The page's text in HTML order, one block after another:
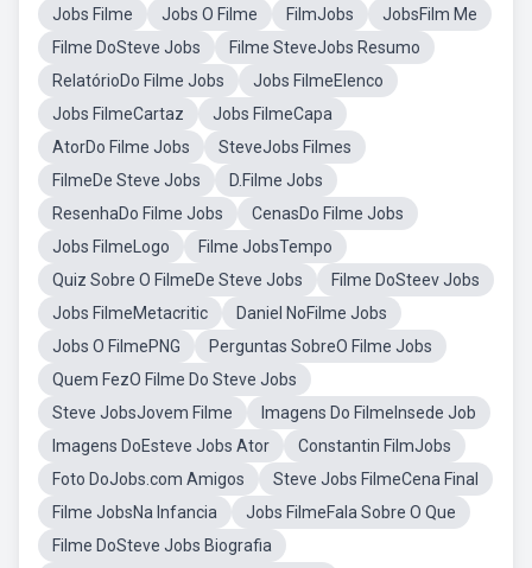
Jobs Filme Jobs O Filme FilmJobs
JobsFilm Me
Filme DoSteve Jobs
Filme SteveJobs Resumo
RelatórioDo Filme Jobs
Jobs FilmeElenco
Jobs FilmeCartaz
Jobs FilmeCapa
AtorDo Filme Jobs
SteveJobs Filmes
FilmeDe Steve Jobs
D.Filme Jobs
ResenhaDo Filme Jobs
CenasDo Filme Jobs
Jobs FilmeLogo
Filme JobsTempo
Quiz Sobre O FilmeDe Steve Jobs
Filme DoSteev Jobs
Jobs FilmeMetacritic
Daniel NoFilme Jobs
Jobs O FilmePNG
Perguntas SobreO Filme Jobs
Quem FezO Filme Do Steve Jobs
Steve JobsJovem Filme
Imagens Do FilmeInsede Job
Imagens DoEsteve Jobs Ator
Constantin FilmJobs
Foto DoJobs.com Amigos
Steve Jobs FilmeCena Final
Filme JobsNa Infancia
Jobs FilmeFala Sobre O Que
Filme DoSteve Jobs Biografia